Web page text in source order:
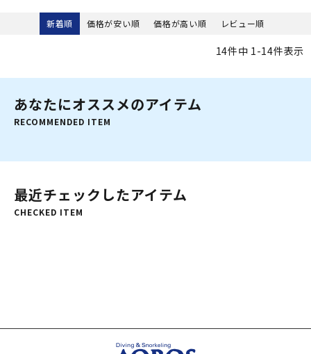
ONEPIECE新着順 価格が安い順 価格が高い順 レビュー順
14件中 1-14件表示
あなたにオススメのアイテム
RECOMMENDED ITEM
最近チェックしたアイテム
CHECKED ITEM